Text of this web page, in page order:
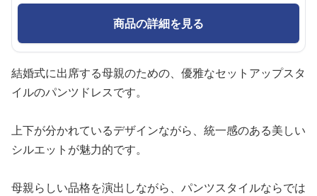
商品の詳細を見る
結婚式に出席する母親のための、優雅なセットアップスタ
イルのパンツドレスです。
上下が分かれているデザインながら、統一感のある美しい
シルエットが魅力的です。
母親らしい品格を演出しながら、パンツスタイルならでは